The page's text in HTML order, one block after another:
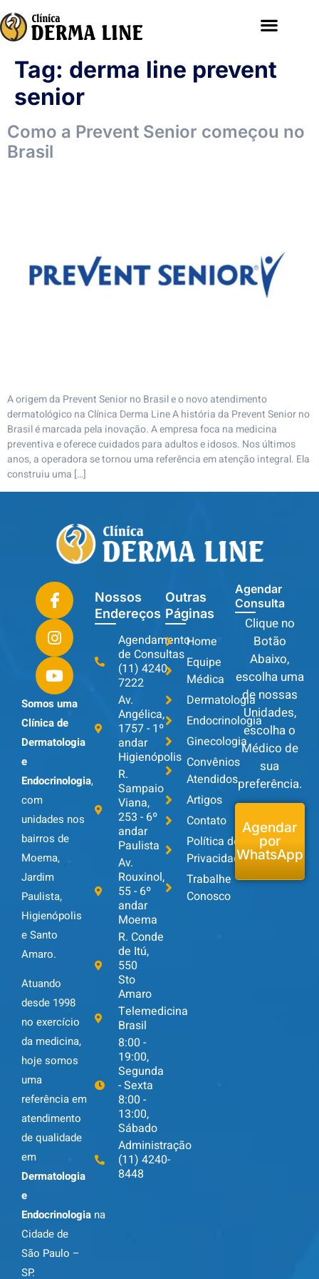
Tag: derma line prevent
senior
Como a Prevent Senior começou no
Brasil
A origem da Prevent Senior no Brasil e o novo atendimento
dermatológico na Clínica Derma Line A história da Prevent Senior no
Brasil é marcada pela inovação. A empresa foca na medicina
preventiva e oferece cuidados para adultos e idosos. Nos últimos
anos, a operadora se tornou uma referência em atenção integral. Ela
construiu uma […]
Somos uma
Clínica de
Dermatologia
e
Endocrinologia,
com
unidades nos
bairros de
Moema,
Jardim
Paulista,
Higienópolis
e Santo
Amaro.
Atuando
desde 1998
no exercício
da medicina,
hoje somos
uma
referência em
atendimento
de qualidade
em
Dermatologia
e
Endocrinologia na
Cidade de
São Paulo –
SP.
Nossos
Endereços
Agendamento
de Consultas
(11) 4240-
7222
Av.
Angélica,
1757 - 1º
andar
Higienópolis
R.
Sampaio
Viana,
253 - 6º
andar
Paulista
Av.
Rouxinol,
55 - 6º
andar
Moema
R. Conde
de Itú,
550
Sto
Amaro
Telemedicina
Brasil
8:00 -
19:00,
Segunda
- Sexta
8:00 -
13:00,
Sábado
Administração
(11) 4240-
8448
Outras
Páginas
Home
Equipe
Médica
Dermatologia
Endocrinologia
Ginecologia
Convênios
Atendidos
Artigos
Contato
Política de
Privacidade
Trabalhe
Conosco
Agendar
Consulta
Clique no
Botão
Abaixo,
escolha uma
de nossas
Unidades,
escolha o
Médico de
sua
preferência.
Agendar
por
WhatsApp